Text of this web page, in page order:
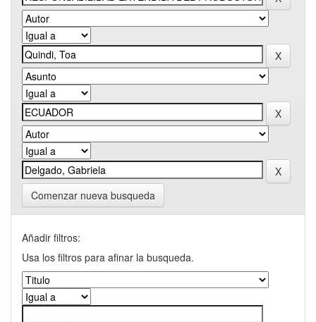
Comenzar nueva busqueda
Añadir filtros:
Usa los filtros para afinar la busqueda.